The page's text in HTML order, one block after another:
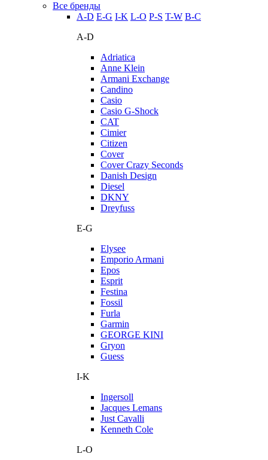
Все бренды
A-D E-G I-K L-O P-S T-W В-С
A-D
Adriatica
Anne Klein
Armani Exchange
Candino
Casio
Casio G-Shock
CAT
Cimier
Citizen
Cover
Cover Crazy Seconds
Danish Design
Diesel
DKNY
Dreyfuss
E-G
Elysee
Emporio Armani
Epos
Esprit
Festina
Fossil
Furla
Garmin
GEORGE KINI
Gryon
Guess
I-K
Ingersoll
Jacques Lemans
Just Cavalli
Kenneth Cole
L-O